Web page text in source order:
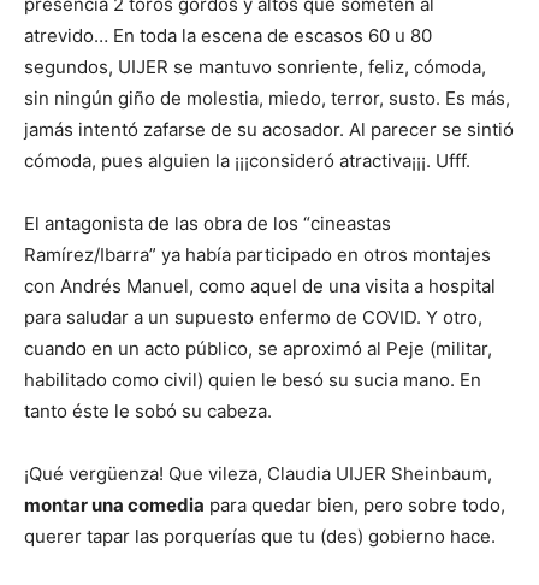
atrevido… En toda la escena de escasos 60 u 80
segundos, UIJER se mantuvo sonriente, feliz, cómoda,
sin ningún giño de molestia, miedo, terror, susto. Es más,
jamás intentó zafarse de su acosador. Al parecer se sintió
cómoda, pues alguien la ¡¡¡consideró atractiva¡¡¡. Ufff.
El antagonista de las obra de los “cineastas
Ramírez/Ibarra” ya había participado en otros montajes
con Andrés Manuel, como aquel de una visita a hospital
para saludar a un supuesto enfermo de COVID. Y otro,
cuando en un acto público, se aproximó al Peje (militar,
habilitado como civil) quien le besó su sucia mano. En
tanto éste le sobó su cabeza.
¡Qué vergüenza! Que vileza, Claudia UIJER Sheinbaum,
montar una comedia para quedar bien, pero sobre todo,
querer tapar las porquerías que tu (des) gobierno hace.